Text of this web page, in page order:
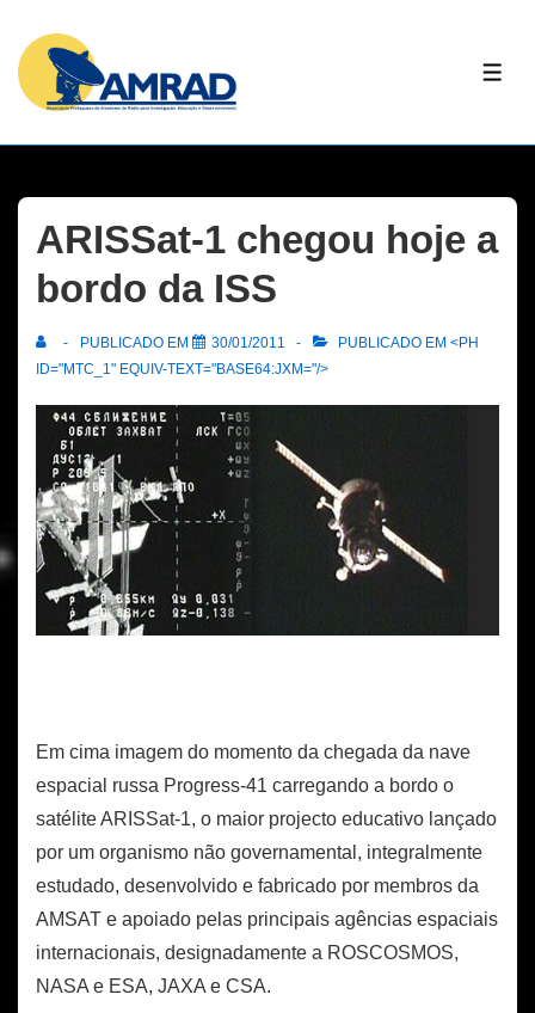
Skip
Content
ARISSat-1 chegou hoje a
bordo da ISS
PUBLICADO EM 30/01/2011
PUBLICADO EM <PH
ID="MTC_1" EQUIV-TEXT="BASE64:JXM="/>
Em cima imagem do momento da chegada da nave
espacial russa Progress-41 carregando a bordo o
satélite ARISSat-1, o maior projecto educativo lançado
por um organismo não governamental, integralmente
estudado, desenvolvido e fabricado por membros da
AMSAT e apoiado pelas principais agências espaciais
internacionais, designadamente a ROSCOSMOS,
NASA e ESA, JAXA e CSA.